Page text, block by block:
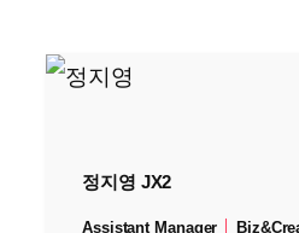
정지영 JX2
Assistant Manager │